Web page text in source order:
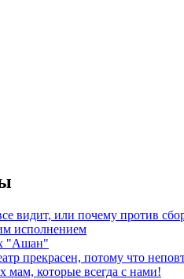
видит, или почему против
исполнением
"Ашан"
прекрасен, потому что
которые всегда с нами!